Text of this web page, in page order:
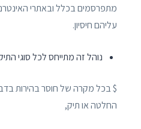
מתפרסמים בכלל ובאתרי
עליהם חיסיון.
נוהל זה מתייחס לכל סוגי
$ בכל מקרה של חוסר בהירות
החלטה או תיק,